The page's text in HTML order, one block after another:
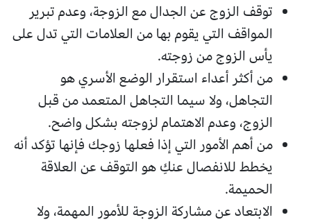
توقف الزوج عن الجدال مع الزوجة، وعدم تبرير
المواقف التي يقوم بها من العلامات التي تدل على
يأس الزوج من زوجته.
من أكثر أعداء استقرار الوضع الأسري هو
التجاهل، ولا سيما التجاهل المتعمد من قبل
الزوج، وعدم الاهتمام لزوجته بشكل واضح.
من أهم الأمور التي إذا فعلها زوجك فإنها تؤكد أنه
يخطط للانفصال عنكِ هو التوقف عن العلاقة
الحميمة.
الابتعاد عن مشاركة الزوجة للأمور المهمة، ولا